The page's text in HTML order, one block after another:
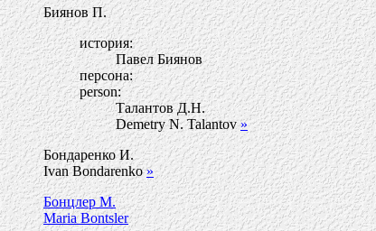
Биянов П.
история:
Павел Биянов
персона:
person:
Талантов Д.Н.
Demetry N. Talantov»
Бондаренко И.
Ivan Bondarenko»
Бонцлер М.
Maria Bontsler